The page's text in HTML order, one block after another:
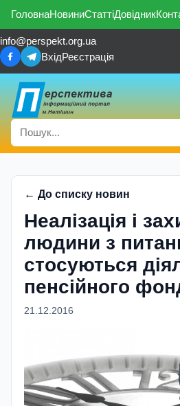
ГоловнаНовиниСтаттіДовідник
info@perspekt.org.ua
ВхідРеєстрація
← До списку новин
Hеалізація і
людини з
стосуються
пенсійного
21.12.2016